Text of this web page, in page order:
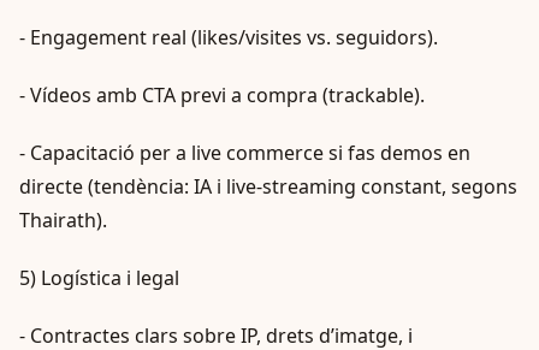
- Engagement real (likes/visites vs. seguidors).
- Vídeos amb CTA previ a compra (trackable).
- Capacitació per a live commerce si fas demos en
directe (tendència: IA i live‑streaming constant, segons
Thairath).
5) Logística i legal
- Contractes clars sobre IP, drets d’imatge, i